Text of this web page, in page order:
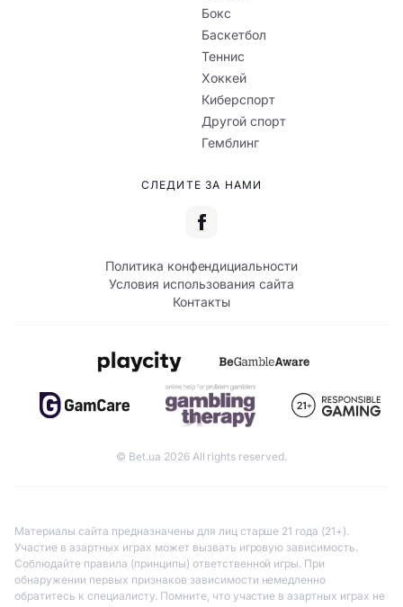
Бокс
Баскетбол
Теннис
Хоккей
Киберспорт
Другой спорт
Гемблинг
СЛЕДИТЕ ЗА НАМИ
Политика конфендициальности
Условия использования сайта
Контакты
© Bet.ua 2026 All rights reserved.
Материалы сайта предназначены для лиц старше 21 года (21+).
Участие в азартных играх может вызвать игровую зависимость.
Соблюдайте правила (принципы) ответственной игры. При
обнаружении первых признаков зависимости немедленно
обратитесь к специалисту. Помните, что участие в азартных играх не